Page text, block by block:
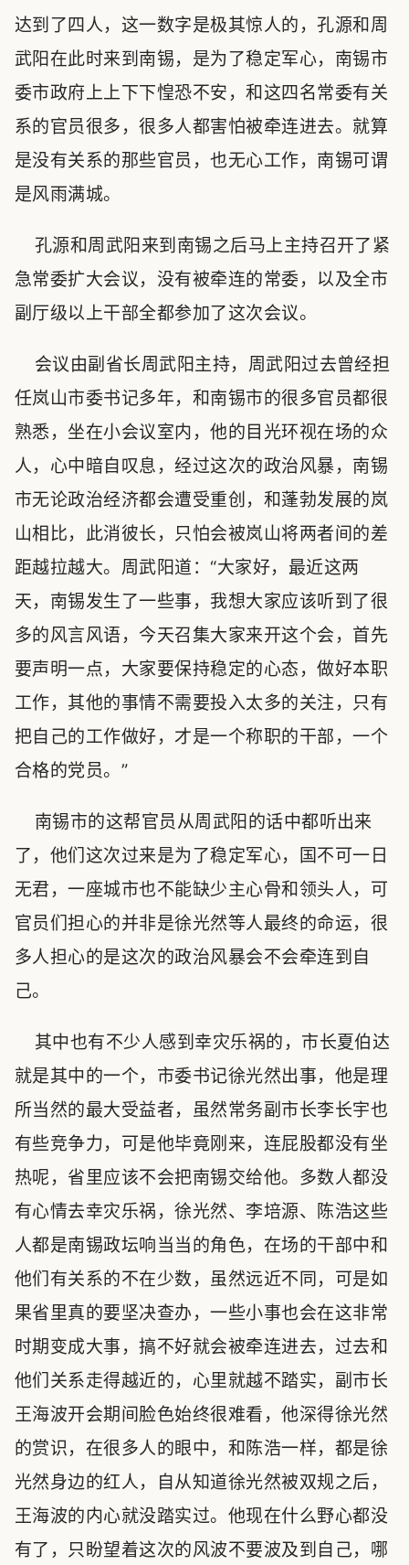
达到了四人，这一数字是极其惊人的，孔源和周
武阳在此时来到南锡，是为了稳定军心，南锡市
委市政府上上下下惶恐不安，和这四名常委有关
系的官员很多，很多人都害怕被牵连进去。就算
是没有关系的那些官员，也无心工作，南锡可谓
是风雨满城。
孔源和周武阳来到南锡之后马上主持召开了紧
急常委扩大会议，没有被牵连的常委，以及全市
副厅级以上干部全都参加了这次会议。
会议由副省长周武阳主持，周武阳过去曾经担
任岚山市委书记多年，和南锡市的很多官员都很
熟悉，坐在小会议室内，他的目光环视在场的众
人，心中暗自叹息，经过这次的政治风暴，南锡
市无论政治经济都会遭受重创，和蓬勃发展的岚
山相比，此消彼长，只怕会被岚山将两者间的差
距越拉越大。周武阳道：“大家好，最近这两
天，南锡发生了一些事，我想大家应该听到了很
多的风言风语，今天召集大家来开这个会，首先
要声明一点，大家要保持稳定的心态，做好本职
工作，其他的事情不需要投入太多的关注，只有
把自己的工作做好，才是一个称职的干部，一个
合格的党员。”
南锡市的这帮官员从周武阳的话中都听出来
了，他们这次过来是为了稳定军心，国不可一日
无君，一座城市也不能缺少主心骨和领头人，可
官员们担心的并非是徐光然等人最终的命运，很
多人担心的是这次的政治风暴会不会牵连到自
己。
其中也有不少人感到幸灾乐祸的，市长夏伯达
就是其中的一个，市委书记徐光然出事，他是理
所当然的最大受益者，虽然常务副市长李长宇也
有些竞争力，可是他毕竟刚来，连屁股都没有坐
热呢，省里应该不会把南锡交给他。多数人都没
有心情去幸灾乐祸，徐光然、李培源、陈浩这些
人都是南锡政坛响当当的角色，在场的干部中和
他们有关系的不在少数，虽然远近不同，可是如
果省里真的要坚决查办，一些小事也会在这非常
时期变成大事，搞不好就会被牵连进去，过去和
他们关系走得越近的，心里就越不踏实，副市长
王海波开会期间脸色始终很难看，他深得徐光然
的赏识，在很多人的眼中，和陈浩一样，都是徐
光然身边的红人，自从知道徐光然被双规之后，
王海波的内心就没踏实过。他现在什么野心都没
有了，只盼望着这次的风波不要波及到自己，哪